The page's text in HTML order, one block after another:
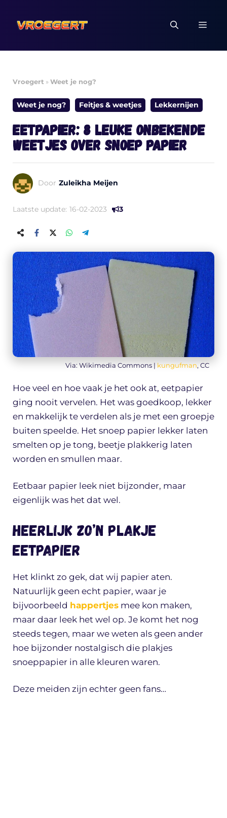
naar
inhoud
Vroegert »Weet je nog?
Weet je nog? Feitjes & weetjes Lekkernijen
Eetpapier: 8 leuke onbekende
weetjes over snoep papier
Door Zuleikha Meijen
Laatste update: 16-02-2023 3
Via: Wikimedia Commons | kungufman, CC
Hoe veel en hoe vaak je het ook at, eetpapier
ging nooit vervelen. Het was goedkoop, lekker
en makkelijk te verdelen als je met een groepje
buiten speelde. Het snoep papier lekker laten
smelten op je tong, beetje plakkerig laten
worden en smullen maar.
Eetbaar papier leek niet bijzonder, maar
eigenlijk was het dat wel.
Heerlijk zo’n plakje
eetpapier
Het klinkt zo gek, dat wij papier aten.
Natuurlijk geen echt papier, waar je
bijvoorbeeld happertjes mee kon maken,
maar daar leek het wel op. Je komt het nog
steeds tegen, maar we weten als geen ander
hoe bijzonder nostalgisch die plakjes
snoeppapier in alle kleuren waren.
Deze meiden zijn echter geen fans…